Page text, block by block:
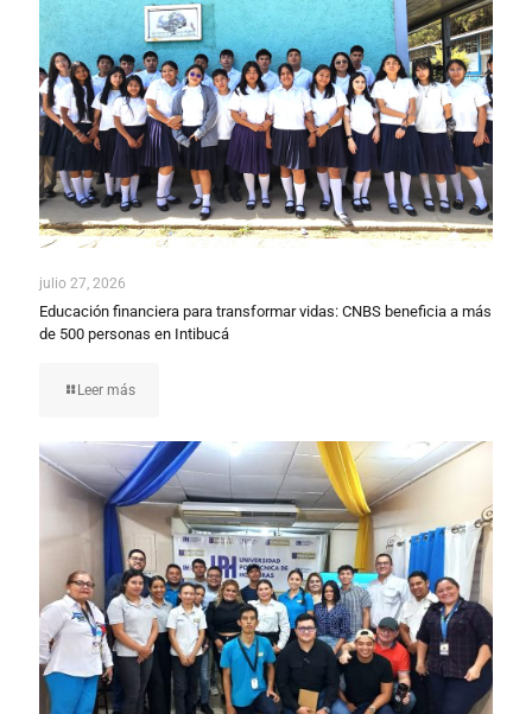
julio 27, 2026
Educación financiera para transformar vidas: CNBS beneficia a más
de 500 personas en Intibucá
Leer más